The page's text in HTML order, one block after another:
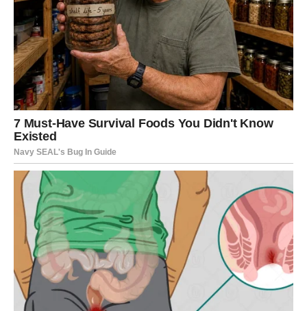
Upiši svoj email i preuzmi BESPLATNU
knjigu s receptima! Uživaj u jednostavnim
i ukusnim jelima koja će osvojiti tvoje
najdraže.
Jednim klikom preuzmi knjigu s najboljim
receptima!